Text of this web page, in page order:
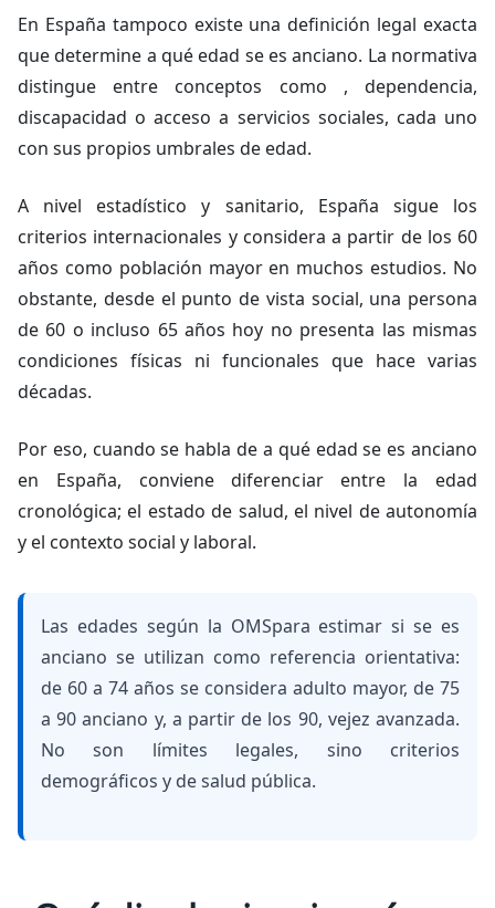
En España tampoco existe una definición legal exacta
que determine a qué edad se es anciano. La normativa
distingue entre conceptos como , dependencia,
discapacidad o acceso a servicios sociales, cada uno
con sus propios umbrales de edad.
A nivel estadístico y sanitario, España sigue los
criterios internacionales y considera a partir de los 60
años como población mayor en muchos estudios. No
obstante, desde el punto de vista social, una persona
de 60 o incluso 65 años hoy no presenta las mismas
condiciones físicas ni funcionales que hace varias
décadas.
Por eso, cuando se habla de a qué edad se es anciano
en España, conviene diferenciar entre la edad
cronológica; el estado de salud, el nivel de autonomía
y el contexto social y laboral.
Las edades según la OMSpara estimar si se es
anciano se utilizan como referencia orientativa:
de 60 a 74 años se considera adulto mayor, de 75
a 90 anciano y, a partir de los 90, vejez avanzada.
No son límites legales, sino criterios
demográficos y de salud pública.